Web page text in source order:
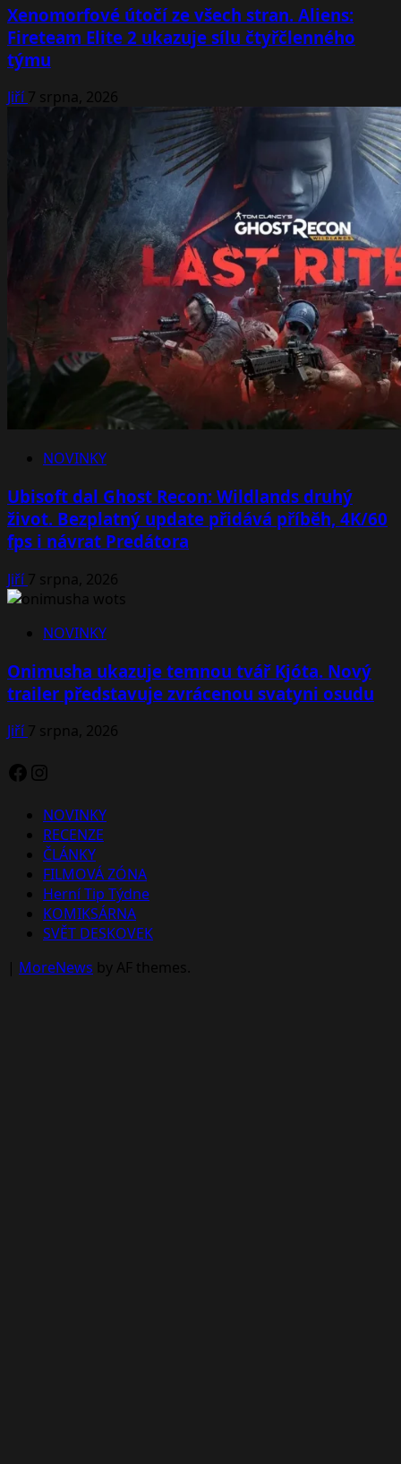
Xenomorfové útočí ze všech stran. Aliens:
Fireteam Elite 2 ukazuje sílu čtyřčlenného
týmu
Jiří7 srpna, 2026
NOVINKY
Ubisoft dal Ghost Recon: Wildlands druhý
život. Bezplatný update přidává příběh, 4K/60
fps i návrat Predátora
Jiří7 srpna, 2026
NOVINKY
Onimusha ukazuje temnou tvář Kjóta. Nový
trailer představuje zvrácenou svatyni osudu
Jiří7 srpna, 2026
Facebook
Instagram
NOVINKY
RECENZE
ČLÁNKY
FILMOVÁ ZÓNA
Herní Tip Týdne
KOMIKSÁRNA
SVĚT DESKOVEK
| MoreNews by AF themes.